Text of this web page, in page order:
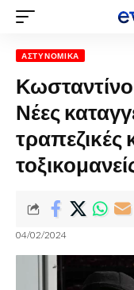
ΑΣΤΥΝΟΜΙΚΆ
Νέες
τραπεζικές
04/02/2024